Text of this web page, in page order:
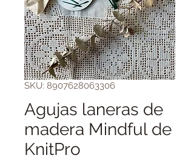
SKU: 8907628063306
Agujas laneras de
madera Mindful de
KnitPro